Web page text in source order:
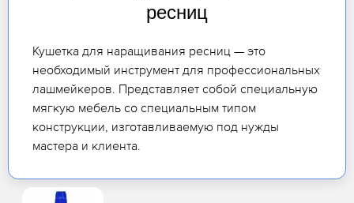
ресниц
Кушетка для наращивания ресниц — это
необходимый инструмент для профессиональных
лашмейкеров. Представляет собой специальную
мягкую мебель со специальным типом
конструкции, изготавливаемую под нужды
мастера и клиента.